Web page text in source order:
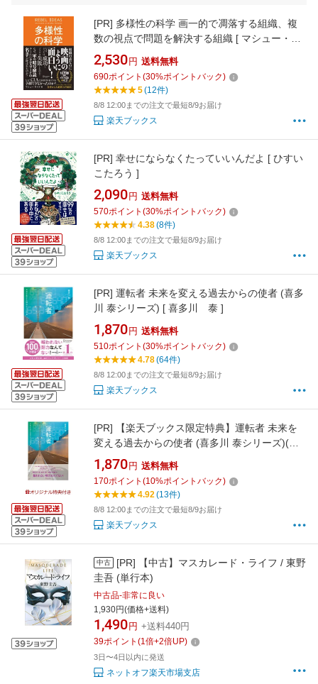
[PR] 多様性の科学 画一的で凋落する組織、複
数の視点で問題を解決する組織 [ マシュー・サ
イド ]
2,530 円 送料無料
690ポイント (30%ポイントバック)
5(12件)
8/8 12:00までの注文で最短8/9お届け
楽天ブックス
[PR] 幸せにならなくたっていいんだよ [ ひすい
こたろう ]
2,090 円 送料無料
570ポイント (30%ポイントバック)
4.38(8件)
8/8 12:00までの注文で最短8/9お届け
楽天ブックス
[PR] 運転者 未来を変える過去からの使者 (喜多
川 泰シリーズ) [ 喜多川 泰 ]
1,870 円 送料無料
510ポイント (30%ポイントバック)
4.78(64件)
8/8 12:00までの注文で最短8/9お届け
楽天ブックス
[PR]
【楽天ブックス限定特典】運転者 未来を
変える過去からの使者 (喜多川 泰シリーズ)(ポ
ストカード) [ 喜多川 泰 ]
1,870 円 送料無料
170ポイント (10%ポイントバック)
4.92(13件)
8/8 12:00までの注文で最短8/9お届け
楽天ブックス
中古 [PR]
【中古】マスカレード・ライフ / 東野
圭吾 (単行本)
中古品-非常に良い
1,930円(価格+送料)
1,490 円 +送料440円
39ポイント (1倍+2倍UP)
3日〜4日以内に発送
ネットオフ楽天市場支店